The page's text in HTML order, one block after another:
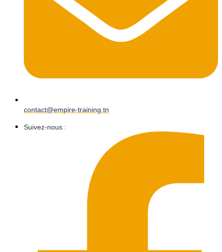
contact@empire-training.tn
Suivez-nous :